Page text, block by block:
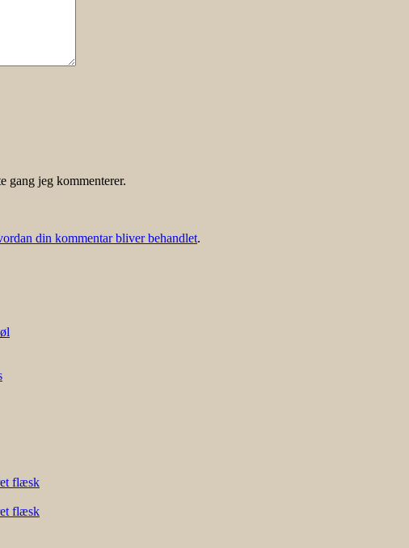
gang jeg kommenterer.
din kommentar bliver behandlet.
flæsk
flæsk